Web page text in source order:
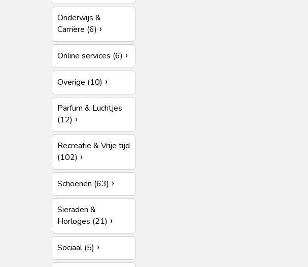
Onderwijs &
Carrière (6)
Online services (6)
Overige (10)
Parfum & Luchtjes
(12)
Recreatie & Vrije tijd
(102)
Schoenen (63)
Sieraden &
Horloges (21)
Sociaal (5)